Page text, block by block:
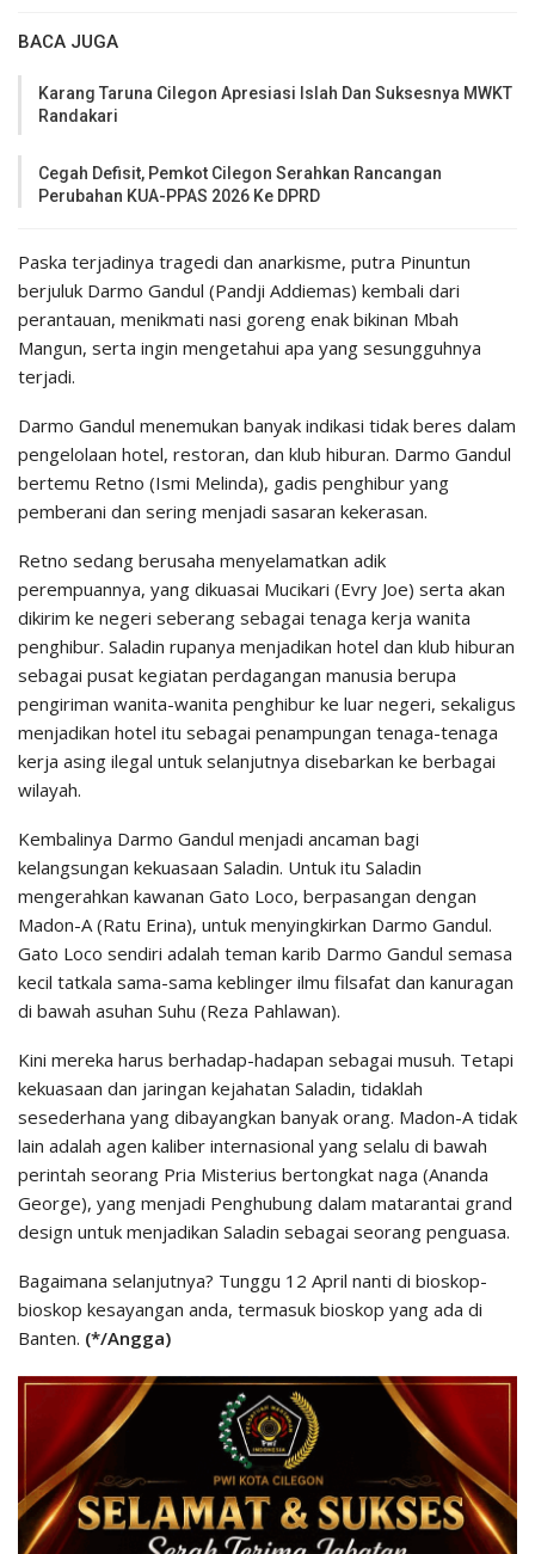
BACA JUGA
Karang Taruna Cilegon Apresiasi Islah Dan Suksesnya MWKT
Randakari
Cegah Defisit, Pemkot Cilegon Serahkan Rancangan
Perubahan KUA-PPAS 2026 Ke DPRD
Paska terjadinya tragedi dan anarkisme, putra Pinuntun
berjuluk Darmo Gandul (Pandji Addiemas) kembali dari
perantauan, menikmati nasi goreng enak bikinan Mbah
Mangun, serta ingin mengetahui apa yang sesungguhnya
terjadi.
Darmo Gandul menemukan banyak indikasi tidak beres dalam
pengelolaan hotel, restoran, dan klub hiburan. Darmo Gandul
bertemu Retno (Ismi Melinda), gadis penghibur yang
pemberani dan sering menjadi sasaran kekerasan.
Retno sedang berusaha menyelamatkan adik
perempuannya, yang dikuasai Mucikari (Evry Joe) serta akan
dikirim ke negeri seberang sebagai tenaga kerja wanita
penghibur. Saladin rupanya menjadikan hotel dan klub hiburan
sebagai pusat kegiatan perdagangan manusia berupa
pengiriman wanita-wanita penghibur ke luar negeri, sekaligus
menjadikan hotel itu sebagai penampungan tenaga-tenaga
kerja asing ilegal untuk selanjutnya disebarkan ke berbagai
wilayah.
Kembalinya Darmo Gandul menjadi ancaman bagi
kelangsungan kekuasaan Saladin. Untuk itu Saladin
mengerahkan kawanan Gato Loco, berpasangan dengan
Madon-A (Ratu Erina), untuk menyingkirkan Darmo Gandul.
Gato Loco sendiri adalah teman karib Darmo Gandul semasa
kecil tatkala sama-sama keblinger ilmu filsafat dan kanuragan
di bawah asuhan Suhu (Reza Pahlawan).
Kini mereka harus berhadap-hadapan sebagai musuh. Tetapi
kekuasaan dan jaringan kejahatan Saladin, tidaklah
sesederhana yang dibayangkan banyak orang. Madon-A tidak
lain adalah agen kaliber internasional yang selalu di bawah
perintah seorang Pria Misterius bertongkat naga (Ananda
George), yang menjadi Penghubung dalam matarantai grand
design untuk menjadikan Saladin sebagai seorang penguasa.
Bagaimana selanjutnya? Tunggu 12 April nanti di bioskop-
bioskop kesayangan anda, termasuk bioskop yang ada di
Banten. (*/Angga)